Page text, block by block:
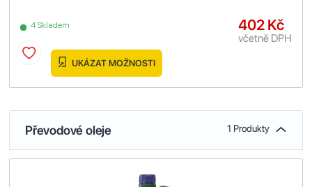
4 Skladem 402 Kč
včetně DPH
UKÁZAT MOŽNOSTI
Převodové oleje 1 Produkty